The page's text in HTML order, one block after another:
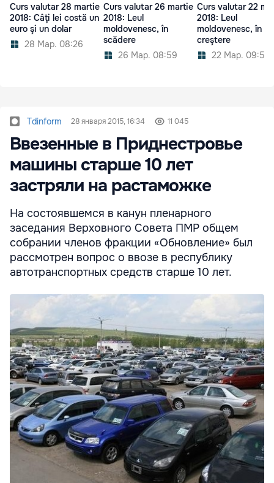
Curs valutar 28 martie
2018: Câţi lei costă un
euro şi un dolar
28 Мар. 08:26
Curs valutar 26 martie
2018: Leul
moldovenesc, în
scădere
26 Мар. 08:59
Curs valutar 22
2018: Leul
moldovenesc, în
creştere
22 Мар. 09:56
Tdinform 28 января 2015, 16:34 11 045
Ввезенные в Приднестровье
машины старше 10 лет
застряли на растаможке
На состоявшемся в канун пленарного
заседания Верховного Совета ПМР общем
собрании членов фракции «Обновление» был
рассмотрен вопрос о ввозе в республику
автотранспортных средств старше 10 лет.